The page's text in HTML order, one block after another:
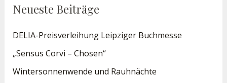
Neueste Beiträge
DELIA-Preisverleihung Leipziger Buchmesse
„Sensus Corvi – Chosen“
Wintersonnenwende und Rauhnächte